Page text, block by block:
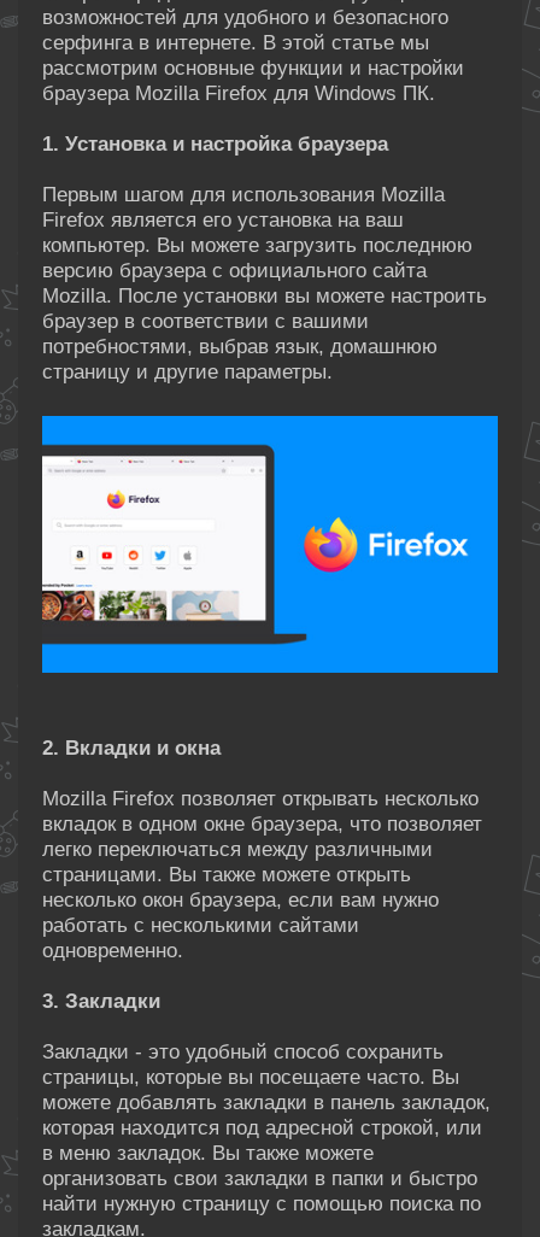
возможностей для удобного и безопасного
серфинга в интернете. В этой статье мы
рассмотрим основные функции и настройки
браузера Mozilla Firefox для Windows ПК.
1. Установка и настройка браузера
Первым шагом для использования Mozilla
Firefox является его установка на ваш
компьютер. Вы можете загрузить последнюю
версию браузера с официального сайта
Mozilla. После установки вы можете настроить
браузер в соответствии с вашими
потребностями, выбрав язык, домашнюю
страницу и другие параметры.
2. Вкладки и окна
Mozilla Firefox позволяет открывать несколько
вкладок в одном окне браузера, что позволяет
легко переключаться между различными
страницами. Вы также можете открыть
несколько окон браузера, если вам нужно
работать с несколькими сайтами
одновременно.
3. Закладки
Закладки - это удобный способ сохранить
страницы, которые вы посещаете часто. Вы
можете добавлять закладки в панель закладок,
которая находится под адресной строкой, или
в меню закладок. Вы также можете
организовать свои закладки в папки и быстро
найти нужную страницу с помощью поиска по
закладкам.